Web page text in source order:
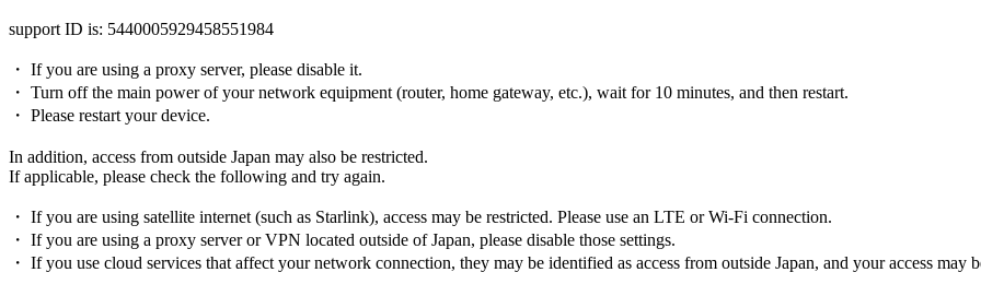
support ID is: 5440005929458551984
・ If you are using a proxy server, please disable it.
・ Turn off the main power of your network equipment (router, home gateway, etc.), wait for 10 minutes, and then restart.
・ Please restart your device.
In addition, access from outside Japan may also be restricted.
If applicable, please check the following and try again.
・ If you are using satellite internet (such as Starlink), access may be restricted. Please use an LTE or Wi-Fi connection.
・ If you are using a proxy server or VPN located outside of Japan, please disable those settings.
・ If you use cloud services that affect your network connection, they may be identified as access from outside Japan, and your access may